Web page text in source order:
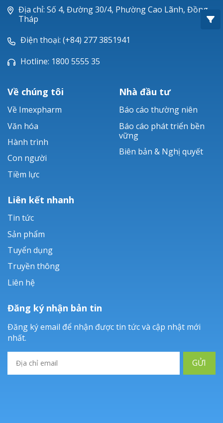
Ticarlinat®
Zobacta®
Bacsulfo®
Địa chỉ: Số 4, Đường 30/4, Phường Cao Lãnh, Đồng
Tháp
Điện thoại: (+84) 277 3851941
Hotline: 1800 5555 35
Về chúng tôi
Về Imexpharm
Văn hóa
Hành trình
Con người
Tiềm lực
Nhà đầu tư
Báo cáo thường niên
Báo cáo phát triển bền
vững
Biên bản & Nghị quyết
Liên kết nhanh
Tin tức
Sản phẩm
Tuyển dụng
Truyền thông
Liên hệ
Đăng ký nhận bản tin
Đăng ký email để nhận được tin tức và cập nhật mới
nhất.
GỬI